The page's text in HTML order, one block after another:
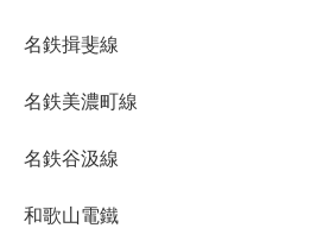
名鉄揖斐線
名鉄美濃町線
名鉄谷汲線
和歌山電鐵